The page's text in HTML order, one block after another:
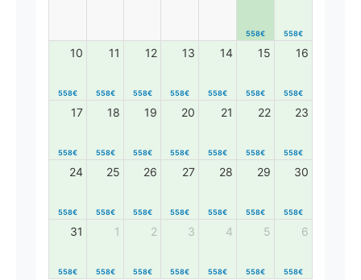
558€ 558€
10
558€
11
558€
12
558€
13
558€
14
558€
15
558€
16
558€
17
558€
18
558€
19
558€
20
558€
21
558€
22
558€
23
558€
24
558€
25
558€
26
558€
27
558€
28
558€
29
558€
30
558€
31
558€
1
558€
2
558€
3
558€
4
558€
5
558€
6
558€